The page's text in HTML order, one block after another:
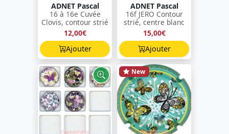
ADNET Pascal
16 à 16e Cuvée
Clovis, contour strié
12,00€
Ajouter
ADNET Pascal
16f JERO Contour
strié, centre blanc
15,00€
Ajouter
New